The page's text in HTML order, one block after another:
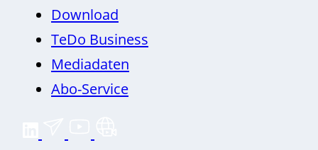
Download
TeDo Business
Mediadaten
Abo-Service